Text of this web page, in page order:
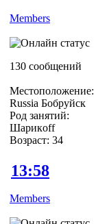
Members
130 сообщений
Местоположение:
Russia Бобруйск
Род занятий:
Шарикoff
Возраст: 34
13:58
Members